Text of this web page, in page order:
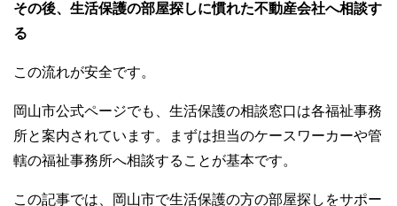
その後、生活保護の部屋探しに慣れた不動産会社へ相談す
る
この流れが安全です。
岡山市公式ページでも、生活保護の相談窓口は各福祉事務
所と案内されています。まずは担当のケースワーカーや管
轄の福祉事務所へ相談することが基本です。
この記事では、岡山市で生活保護の方の部屋探しをサポー